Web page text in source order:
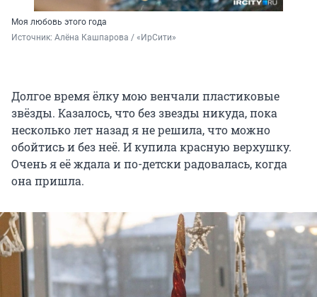
Моя любовь этого года
Источник: Алёна Кашпарова / «ИрСити»
Долгое время ёлку мою венчали пластиковые
звёзды. Казалось, что без звезды никуда, пока
несколько лет назад я не решила, что можно
обойтись и без неё. И купила красную верхушку.
Очень я её ждала и по-детски радовалась, когда
она пришла.